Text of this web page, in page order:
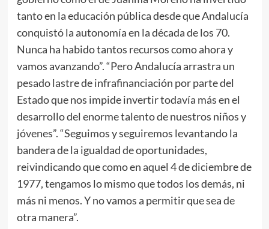
tanto en la educación pública desde que Andalucía
conquistó la autonomía en la década de los 70.
Nunca ha habido tantos recursos como ahora y
vamos avanzando”. “Pero Andalucía arrastra un
pesado lastre de infrafinanciación por parte del
Estado que nos impide invertir todavía más en el
desarrollo del enorme talento de nuestros niños y
jóvenes”. “Seguimos y seguiremos levantando la
bandera de la igualdad de oportunidades,
reivindicando que como en aquel 4 de diciembre de
1977, tengamos lo mismo que todos los demás, ni
más ni menos. Y no vamos a permitir que sea de
otra manera”.